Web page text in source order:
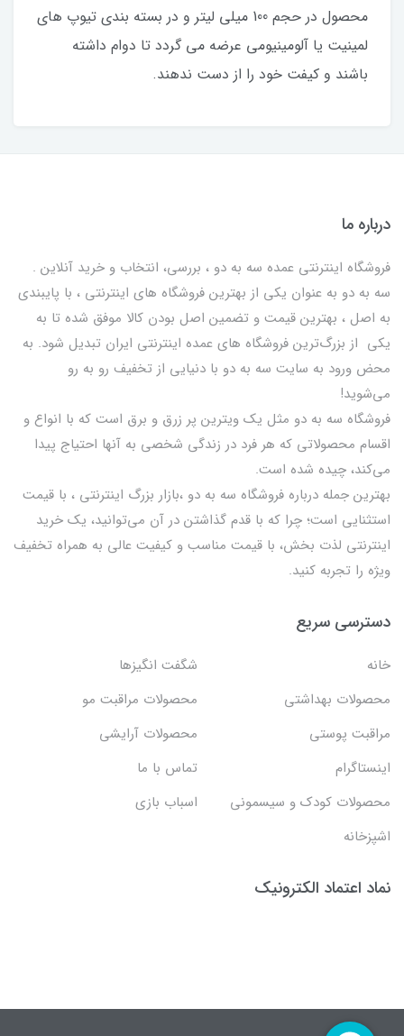
محصول در حجم 100 میلی لیتر و در بسته بندی تیوپ های
لمینیت یا آلومینیومی عرضه می گردد تا دوام داشته
باشند و کیفت خود را از دست ندهند.
درباره ما
فروشگاه اینترنتی عمده سه به دو ، بررسی، انتخاب و خرید آنلاین .
سه به دو به عنوان یکی از بهترين فروشگاه های اینترنتی ، با پایبندی
به اصل ، بهترين قيمت و تضمین اصل‌ بودن کالا موفق شده تا به
يكي از بزرگ‌ترين فروشگاه هاي عمده اینترنتی ایران تبدیل شود. به
محض ورود به سایت سه به دو با دنیایی از تخفيف رو به رو
می‌شوید!
فروشگاه سه به دو مثل یک ویترین پر زرق و برق است که با انواع و
اقسام محصولاتی که هر فرد در زندگی شخصی به آنها احتیاج پیدا
می‌کند، چیده شده است.
بهترين جمله درباره فروشگاه سه به دو ،بازار بزرگ اینترنتی ، با قيمت
استثنايي است؛ چرا که با قدم گذاشتن در آن می‌توانید، یک خرید
اینترنتی لذت بخش، با قیمت مناسب و کیفیت عالی به همراه تخفیف
ویژه را تجربه کنید.
دسترسی سریع
خانه
شگفت انگيزها
محصولات بهداشتي
محصولات مراقبت مو
مراقبت پوستی
محصولات آرایشی
اینستاگرام
تماس با ما
محصولات کودک و سیسمونی
اسباب بازی
اشپزخانه
نماد اعتماد الکترونیک